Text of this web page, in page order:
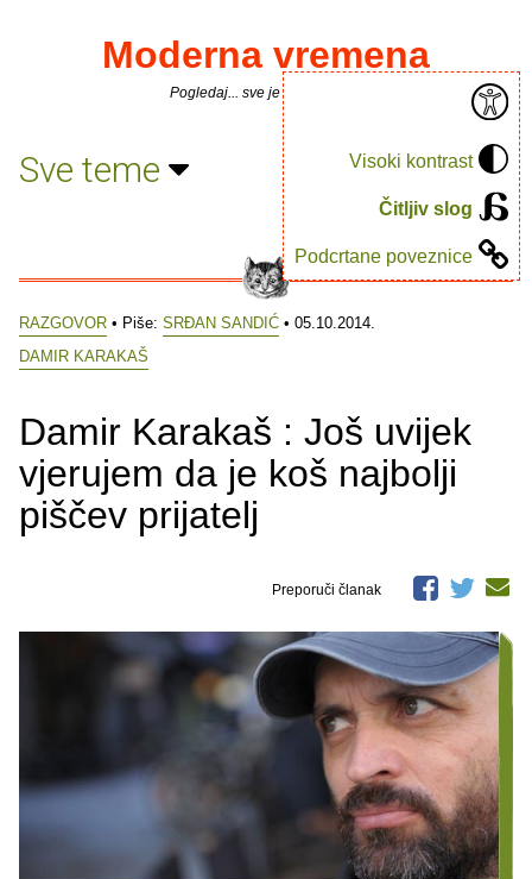
Visoki kontrast
Čitljiv slog
Podcrtane poveznice
Moderna vremena
Pogledaj... sve je puno knjiga.
Sve teme
RAZGOVOR • Piše: SRĐAN SANDIĆ • 05.10.2014.
DAMIR KARAKAŠ
Damir Karakaš : Još uvijek
vjerujem da je koš najbolji
piščev prijatelj
Preporuči članak